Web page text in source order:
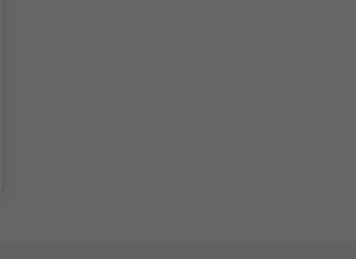
103 Prijs 179,99 €